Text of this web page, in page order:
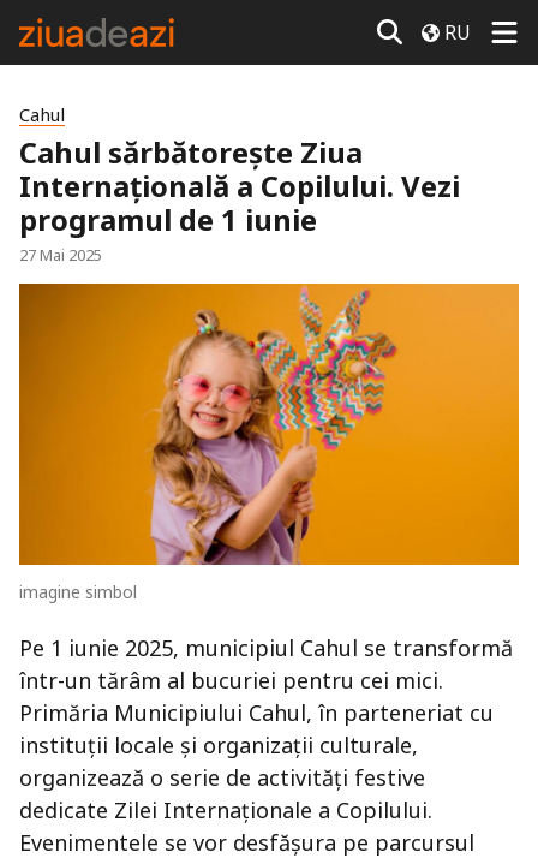
RU
Cahul
Cahul sărbătorește Ziua
Internațională a Copilului. Vezi
programul de 1 iunie
27 Mai 2025
imagine simbol
Pe 1 iunie 2025, municipiul Cahul se transformă
într-un tărâm al bucuriei pentru cei mici.
Primăria Municipiului Cahul, în parteneriat cu
instituții locale și organizații culturale,
organizează o serie de activități festive
dedicate Zilei Internaționale a Copilului.
Evenimentele se vor desfășura pe parcursul